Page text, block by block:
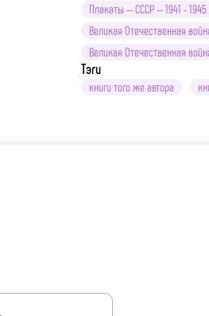
Плакаты -- СССР -- 1941 - 1945
Великая Отечественная
Великая Отечественная
Тэги
книги того же автора